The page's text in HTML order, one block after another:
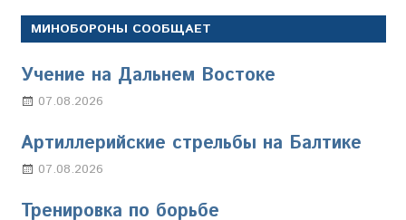
МИНОБОРОНЫ СООБЩАЕТ
Учение на Дальнем Востоке
07.08.2026
Артиллерийские стрельбы на Балтике
07.08.2026
Тренировка по борьбе